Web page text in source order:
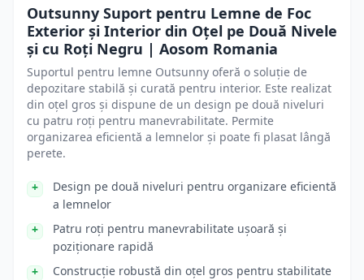
Outsunny Suport pentru Lemne de Foc
Exterior și Interior din Oțel pe Două Nivele
și cu Roți Negru | Aosom Romania
Suportul pentru lemne Outsunny oferă o soluție de
depozitare stabilă și curată pentru interior. Este realizat
din oțel gros și dispune de un design pe două niveluri
cu patru roți pentru manevrabilitate. Permite
organizarea eficientă a lemnelor și poate fi plasat lângă
perete.
Design pe două niveluri pentru organizare eficientă
a lemnelor
Patru roți pentru manevrabilitate ușoară și
poziționare rapidă
Construcție robustă din oțel gros pentru stabilitate